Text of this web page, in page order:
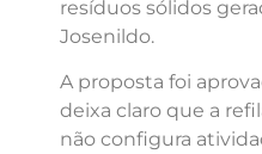
resíduos sólidos
Josenildo.
A proposta foi
deixa claro que a
não configura